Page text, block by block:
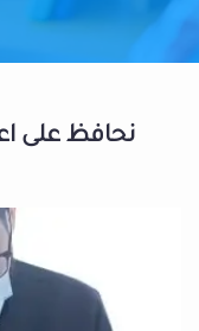
نحافظ على